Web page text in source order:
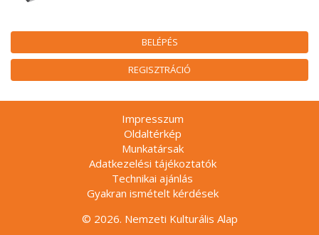
BELÉPÉS
REGISZTRÁCIÓ
Impresszum
Oldaltérkép
Munkatársak
Adatkezelési tájékoztatók
Technikai ajánlás
Gyakran ismételt kérdések
© 2026. Nemzeti Kulturális Alap